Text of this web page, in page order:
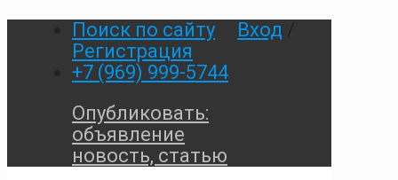
Поиск по сайту Вход
Регистрация
+7 (969) 999-5744
Опубликовать:
объявление
новость, статью